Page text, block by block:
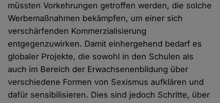
müssten Vorkehrungen getroffen werden, die solche
Werbemaßnahmen bekämpfen, um einer sich
verschärfenden Kommerzialisierung
entgegenzuwirken. Damit einhergehend bedarf es
globaler Projekte, die sowohl in den Schulen als
auch im Bereich der Erwachsenenbildung über
verschiedene Formen von Sexismus aufklären und
dafür sensibilisieren. Dies sind jedoch Schritte, über